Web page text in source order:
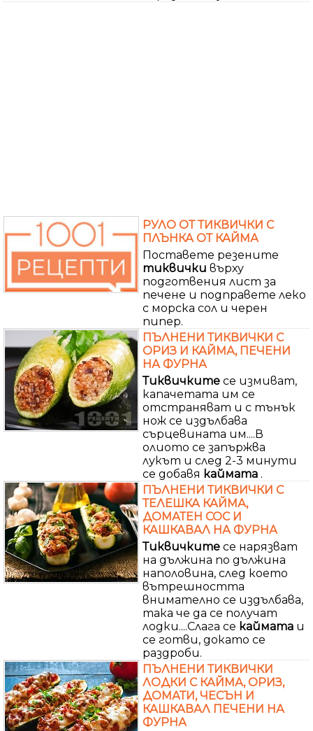
РУЛО ОТ ТИКВИЧКИ С
ПЛЪНКА ОТ КАЙМА
Поставете резените
тиквички върху
подготвения лист за
печене и подправете леко
с морска сол и черен
пипер.
ПЪЛНЕНИ ТИКВИЧКИ С
ОРИЗ И КАЙМА, ПЕЧЕНИ
НА ФУРНА
Тиквичките се измиват,
капачетата им се
отстраняват и с тънък
нож се издълбава
сърцевината им....В
олиото се запържва
лукът и след 2-3 минути
се добавя каймата .
ПЪЛНЕНИ ТИКВИЧКИ С
ТЕЛЕШКА КАЙМА,
ДОМАТЕН СОС И
КАШКАВАЛ НА ФУРНА
Тиквичките се нарязват
на дължина по дължина
наполовина, след което
вътрешността
внимателно се издълбава,
така че да се получат
лодки....Слага се каймата и
се готви, докато се
раздроби.
ПЪЛНЕНИ ТИКВИЧКИ
ЛОДКИ С КАЙМА, ОРИЗ,
ДОМАТИ, ЧЕСЪН И
КАШКАВАЛ ПЕЧЕНИ НА
ФУРНА